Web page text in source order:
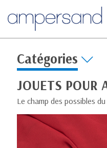
Catégories
JOUETS POUR
Le champ des possibles